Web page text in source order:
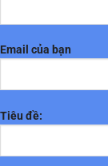
Email của bạn
Tiêu đề: